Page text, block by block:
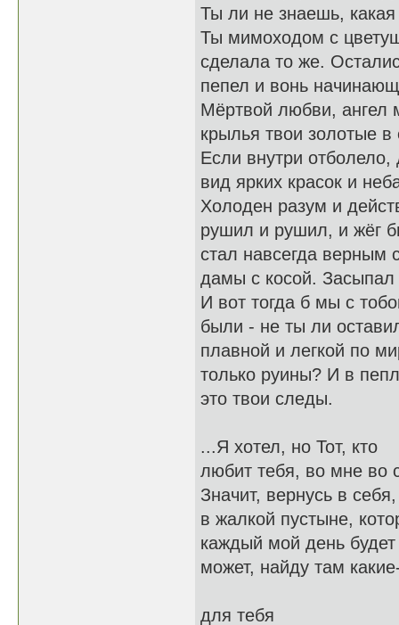
Ты ли не знаешь,
Ты мимоходом с
сделала то же.
пепел и вонь
Мёртвой любви, ангел
крылья твои золотые в
Если внутри отболело,
вид ярких красок и
Холоден разум и
рушил и рушил, и жёг
стал навсегда верным
дамы с косой. Засыпал
И вот тогда б мы с
были - не ты ли
плавной и легкой по
только руины? И в
это твои следы.
...Я хотел, но Тот, кто
любит тебя, во мне во
Значит, вернусь в
в жалкой пустыне,
каждый мой день
может, найду там
для тебя